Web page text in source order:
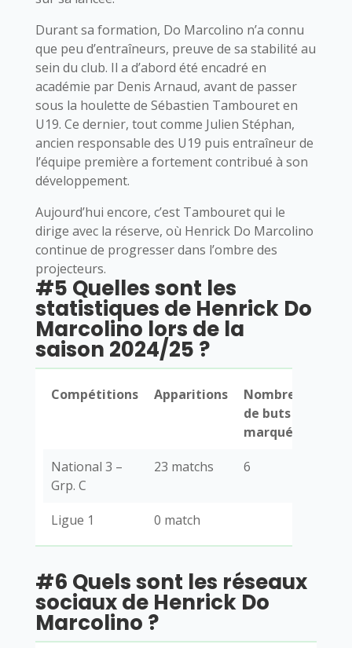
Durant sa formation, Do Marcolino n’a connu
que peu d’entraîneurs, preuve de sa stabilité au
sein du club. Il a d’abord été encadré en
académie par Denis Arnaud, avant de passer
sous la houlette de Sébastien Tambouret en
U19. Ce dernier, tout comme Julien Stéphan,
ancien responsable des U19 puis entraîneur de
l’équipe première a fortement contribué à son
développement.
Aujourd’hui encore, c’est Tambouret qui le
dirige avec la réserve, où Henrick Do Marcolino
continue de progresser dans l’ombre des
projecteurs.
#5 Quelles sont les
statistiques de Henrick Do
Marcolino lors de la
saison 2024/25 ?
Compétitions Apparitions
Nombres
de buts
marqués
National 3 –
Grp. C
23 matchs 6
Ligue 1 0 match
#6 Quels sont les réseaux
sociaux de Henrick Do
Marcolino ?